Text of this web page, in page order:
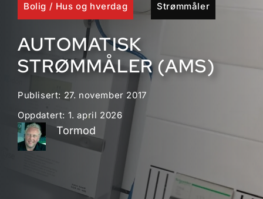
Bolig / Hus og hverdag Strømmåler
AUTOMATISK
STRØMMÅLER (AMS)
Publisert: 27. november 2017
Oppdatert: 1. april 2026
Tormod